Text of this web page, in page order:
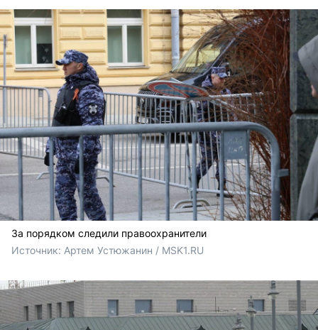
За порядком следили правоохранители
Источник: Артем Устюжанин / MSK1.RU